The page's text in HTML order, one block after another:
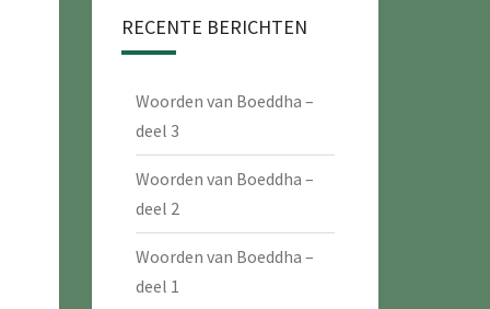
RECENTE BERICHTEN
Woorden van Boeddha –
deel 3
Woorden van Boeddha –
deel 2
Woorden van Boeddha –
deel 1